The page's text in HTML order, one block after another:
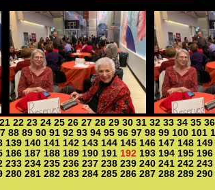
21 22 23 24 25 26 27 28 29 30 31 32 33 34 35 36
88 89 90 91 92 93 94 95 96 97 98 99 100 101
139 140 141 142 143 144 145 146 147 148 149
186 187 188 189 190 191 192 193 194 195 196
233 234 235 236 237 238 239 240 241 242 243
280 281 282 283 284 285 286 287 288 289 290